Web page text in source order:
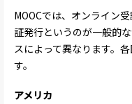
MOOCでは、オンライン
証発行というのが一般的
スによって異なります。
す。
アメリカ